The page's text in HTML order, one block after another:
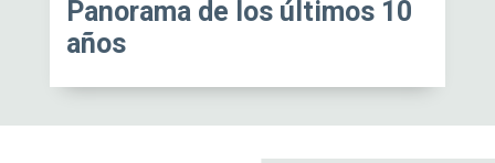
Panorama de los últimos 10
años